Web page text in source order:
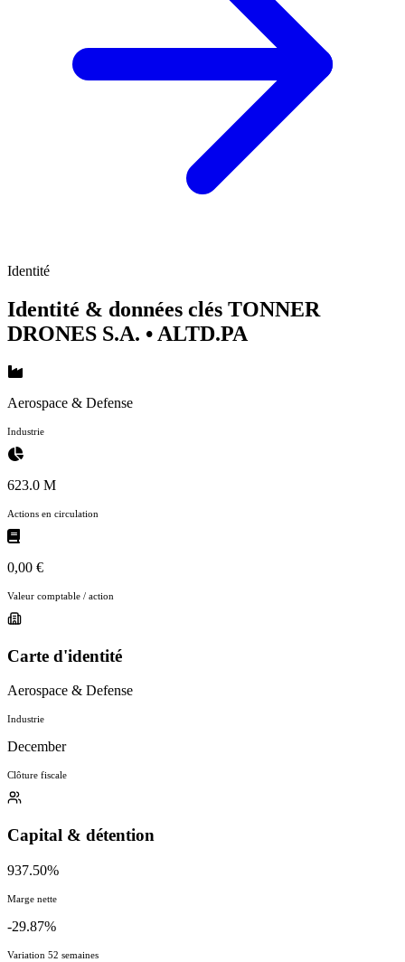
Identité
Identité & données clés TONNER
DRONES S.A. • ALTD.PA
Aerospace & Defense
Industrie
623.0 M
Actions en circulation
0,00 €
Valeur comptable / action
Carte d'identité
Aerospace & Defense
Industrie
December
Clôture fiscale
Capital & détention
937.50%
Marge nette
-29.87%
Variation 52 semaines